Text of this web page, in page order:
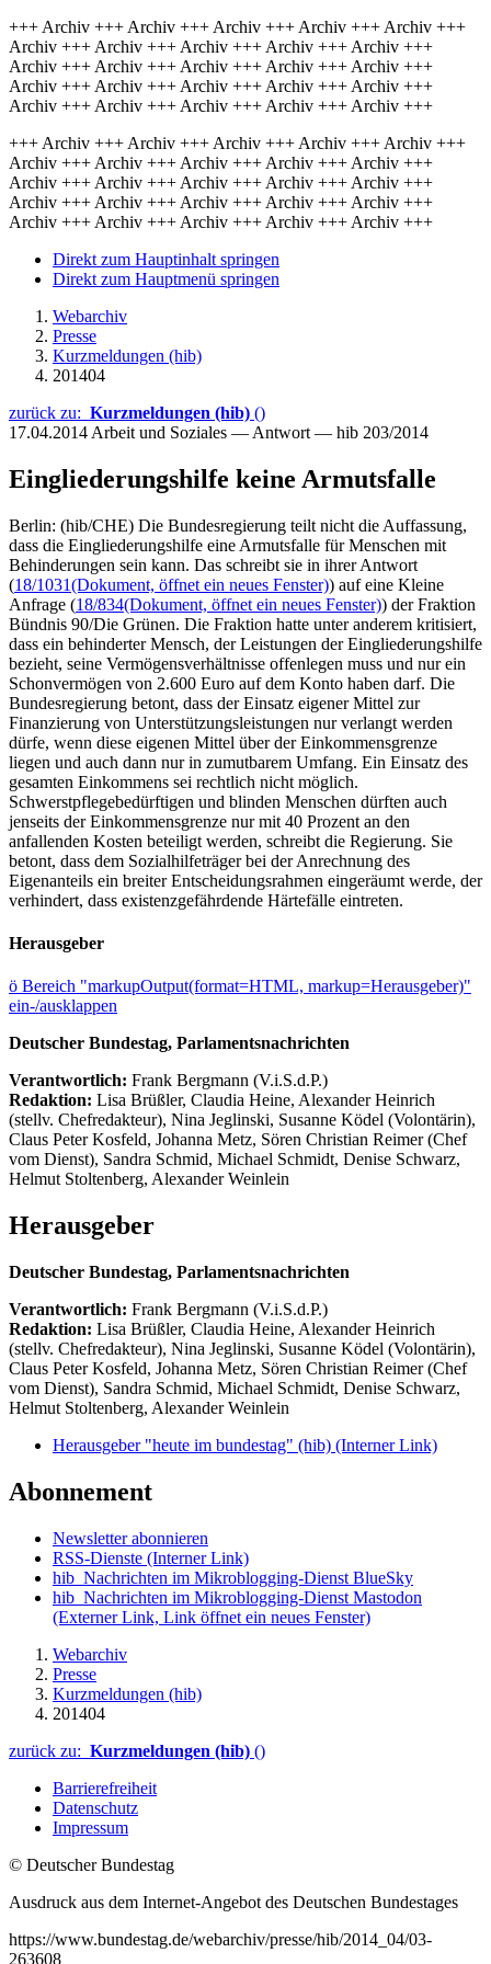
+++ Archiv +++ Archiv +++ Archiv +++ Archiv +++ Archiv +++
Archiv +++ Archiv +++ Archiv +++ Archiv +++ Archiv +++
Archiv +++ Archiv +++ Archiv +++ Archiv +++ Archiv +++
Archiv +++ Archiv +++ Archiv +++ Archiv +++ Archiv +++
Archiv +++ Archiv +++ Archiv +++ Archiv +++ Archiv +++
+++ Archiv +++ Archiv +++ Archiv +++ Archiv +++ Archiv +++
Archiv +++ Archiv +++ Archiv +++ Archiv +++ Archiv +++
Archiv +++ Archiv +++ Archiv +++ Archiv +++ Archiv +++
Archiv +++ Archiv +++ Archiv +++ Archiv +++ Archiv +++
Archiv +++ Archiv +++ Archiv +++ Archiv +++ Archiv +++
Direkt zum Hauptinhalt springen
Direkt zum Hauptmenü springen
Webarchiv
Presse
Kurzmeldungen (hib)
201404
zurück zu: Kurzmeldungen (hib) ()
17.04.2014 Arbeit und Soziales — Antwort — hib 203/2014
Eingliederungshilfe keine Armutsfalle
Berlin: (hib/CHE) Die Bundesregierung teilt nicht die Auffassung,
dass die Eingliederungshilfe eine Armutsfalle für Menschen mit
Behinderungen sein kann. Das schreibt sie in ihrer Antwort
(18/1031(Dokument, öffnet ein neues Fenster)) auf eine Kleine
Anfrage (18/834(Dokument, öffnet ein neues Fenster)) der Fraktion
Bündnis 90/Die Grünen. Die Fraktion hatte unter anderem kritisiert,
dass ein behinderter Mensch, der Leistungen der Eingliederungshilfe
bezieht, seine Vermögensverhältnisse offenlegen muss und nur ein
Schonvermögen von 2.600 Euro auf dem Konto haben darf. Die
Bundesregierung betont, dass der Einsatz eigener Mittel zur
Finanzierung von Unterstützungsleistungen nur verlangt werden
dürfe, wenn diese eigenen Mittel über der Einkommensgrenze
liegen und auch dann nur in zumutbarem Umfang. Ein Einsatz des
gesamten Einkommens sei rechtlich nicht möglich.
Schwerstpflegebedürftigen und blinden Menschen dürften auch
jenseits der Einkommensgrenze nur mit 40 Prozent an den
anfallenden Kosten beteiligt werden, schreibt die Regierung. Sie
betont, dass dem Sozialhilfeträger bei der Anrechnung des
Eigenanteils ein breiter Entscheidungsrahmen eingeräumt werde, der
verhindert, dass existenzgefährdende Härtefälle eintreten.
Herausgeber
ö Bereich "markupOutput(format=HTML, markup=Herausgeber)"
ein-/ausklappen
Deutscher Bundestag, Parlamentsnachrichten
Verantwortlich: Frank Bergmann (V.i.S.d.P.)
Redaktion: Lisa Brüßler, Claudia Heine, Alexander Heinrich
(stellv. Chefredakteur), Nina Jeglinski, Susanne Ködel (Volontärin),
Claus Peter Kosfeld, Johanna Metz, Sören Christian Reimer (Chef
vom Dienst), Sandra Schmid, Michael Schmidt, Denise Schwarz,
Helmut Stoltenberg, Alexander Weinlein
Herausgeber
Deutscher Bundestag, Parlamentsnachrichten
Verantwortlich: Frank Bergmann (V.i.S.d.P.)
Redaktion: Lisa Brüßler, Claudia Heine, Alexander Heinrich
(stellv. Chefredakteur), Nina Jeglinski, Susanne Ködel (Volontärin),
Claus Peter Kosfeld, Johanna Metz, Sören Christian Reimer (Chef
vom Dienst), Sandra Schmid, Michael Schmidt, Denise Schwarz,
Helmut Stoltenberg, Alexander Weinlein
Herausgeber "heute im bundestag" (hib) (Interner Link)
Abonnement
Newsletter abonnieren
RSS-Dienste (Interner Link)
hib_Nachrichten im Mikroblogging-Dienst BlueSky
hib_Nachrichten im Mikroblogging-Dienst Mastodon
(Externer Link, Link öffnet ein neues Fenster)
Webarchiv
Presse
Kurzmeldungen (hib)
201404
zurück zu: Kurzmeldungen (hib) ()
Barrierefreiheit
Datenschutz
Impressum
© Deutscher Bundestag
Ausdruck aus dem Internet-Angebot des Deutschen Bundestages
https://www.bundestag.de/webarchiv/presse/hib/2014_04/03-
263608